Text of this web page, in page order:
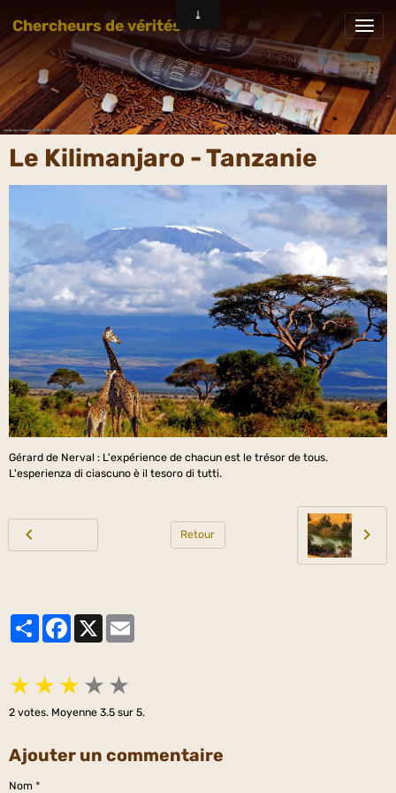
Chercheurs de vérités
Le Kilimanjaro - Tanzanie
Gérard de Nerval : L'expérience de chacun est le trésor de tous.
L'esperienza di ciascuno è il tesoro di tutti.
Retour
PartagerFacebook
X
★ ★ ★ ★ ★
2 votes. Moyenne 3.5 sur 5.
Ajouter un commentaire
Nom